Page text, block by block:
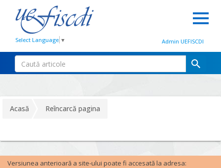
Select Language ▼ Admin UEFISCDI
Acasă Reîncarcă pagina
Versiunea anterioară a site-ului poate fi accesată la adresa: